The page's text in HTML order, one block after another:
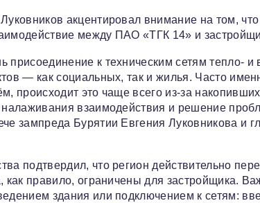
акцентировал внимание на том,
между ПАО «ТГК 14» и
присоединение к техническим сетям тепло-
— как социальных, так и жилья. Часто
происходит это чаще всего из-за
налаживания взаимодействия и решение
зампреда Бурятии Евгения Луковникова и
подтвердил, что регион действительно
как правило, ограничены для застройщика.
здания или подключением к сетям: